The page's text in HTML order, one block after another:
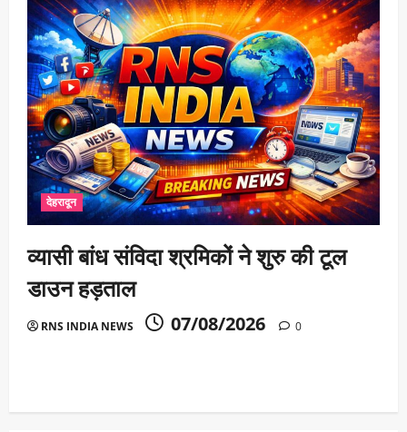
देहरादून
व्यासी बांध संविदा श्रमिकों ने शुरु की टूल
डाउन हड़ताल
RNS INDIA NEWS 07/08/2026 0